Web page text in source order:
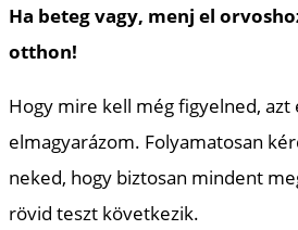
Ha beteg vagy, menj el
otthon!
Hogy mire kell még figyelned,
elmagyarázom. Folyamatosan
neked, hogy biztosan mindent
rövid teszt következik.